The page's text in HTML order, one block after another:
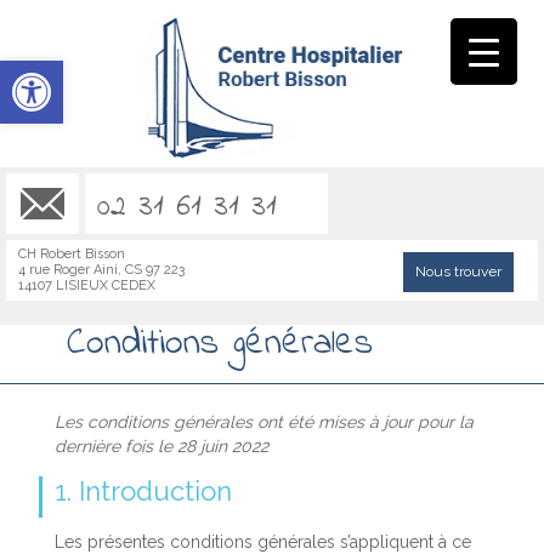
Ouvrir la barre d’outils
CH Robert Bisson
4 rue Roger Aini, CS 97 223
14107 LISIEUX CEDEX
Nous trouver
02 31 61 31 31
Conditions générales
Les conditions générales ont été mises à jour pour la
dernière fois le 28 juin 2022
1. Introduction
Les présentes conditions générales s’appliquent à ce